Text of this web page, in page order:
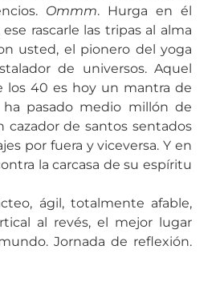
Ommm. Hurga en él
rascarle las tripas al alma
usted, el pionero del yoga
de universos. Aquel
los 40 es hoy un mantra de
pasado medio millón de
cazador de santos sentados
por fuera y viceversa. Y en
la carcasa de su espíritu
ágil, totalmente afable,
al revés, el mejor lugar
Jornada de reflexión.